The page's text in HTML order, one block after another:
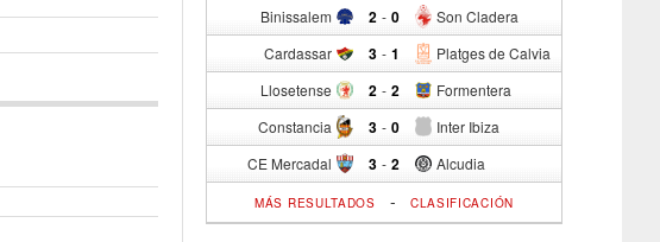
Binissalem 2 - Son Cladera
0
Cardassar 3 - Platges de Calvia
1
Llosetense 2 - Formentera
2
Constancia 3 - Inter Ibiza
0
CE Mercadal 3 - Alcudia
2
MÁS RESULTADOS - CLASIFICACIÓN